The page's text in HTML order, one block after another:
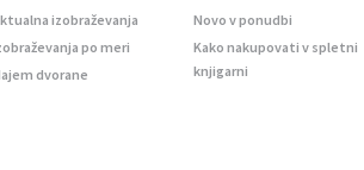
izobraževanja
po meri
dvorane
Novo v ponudbi
Kako nakupovati v spletni
knjigarni